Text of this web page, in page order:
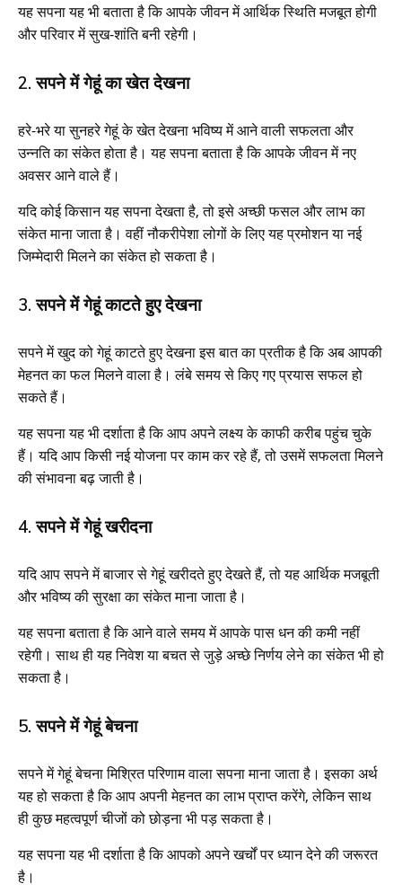
यह सपना यह भी बताता है कि आपके जीवन में आर्थिक स्थिति मजबूत होगी
और परिवार में सुख-शांति बनी रहेगी।
2. सपने में गेहूं का खेत देखना
हरे-भरे या सुनहरे गेहूं के खेत देखना भविष्य में आने वाली सफलता और
उन्नति का संकेत होता है। यह सपना बताता है कि आपके जीवन में नए
अवसर आने वाले हैं।
यदि कोई किसान यह सपना देखता है, तो इसे अच्छी फसल और लाभ का
संकेत माना जाता है। वहीं नौकरीपेशा लोगों के लिए यह प्रमोशन या नई
जिम्मेदारी मिलने का संकेत हो सकता है।
3. सपने में गेहूं काटते हुए देखना
सपने में खुद को गेहूं काटते हुए देखना इस बात का प्रतीक है कि अब आपकी
मेहनत का फल मिलने वाला है। लंबे समय से किए गए प्रयास सफल हो
सकते हैं।
यह सपना यह भी दर्शाता है कि आप अपने लक्ष्य के काफी करीब पहुंच चुके
हैं। यदि आप किसी नई योजना पर काम कर रहे हैं, तो उसमें सफलता मिलने
की संभावना बढ़ जाती है।
4. सपने में गेहूं खरीदना
यदि आप सपने में बाजार से गेहूं खरीदते हुए देखते हैं, तो यह आर्थिक मजबूती
और भविष्य की सुरक्षा का संकेत माना जाता है।
यह सपना बताता है कि आने वाले समय में आपके पास धन की कमी नहीं
रहेगी। साथ ही यह निवेश या बचत से जुड़े अच्छे निर्णय लेने का संकेत भी हो
सकता है।
5. सपने में गेहूं बेचना
सपने में गेहूं बेचना मिश्रित परिणाम वाला सपना माना जाता है। इसका अर्थ
यह हो सकता है कि आप अपनी मेहनत का लाभ प्राप्त करेंगे, लेकिन साथ
ही कुछ महत्वपूर्ण चीजों को छोड़ना भी पड़ सकता है।
यह सपना यह भी दर्शाता है कि आपको अपने खर्चों पर ध्यान देने की जरूरत
है।